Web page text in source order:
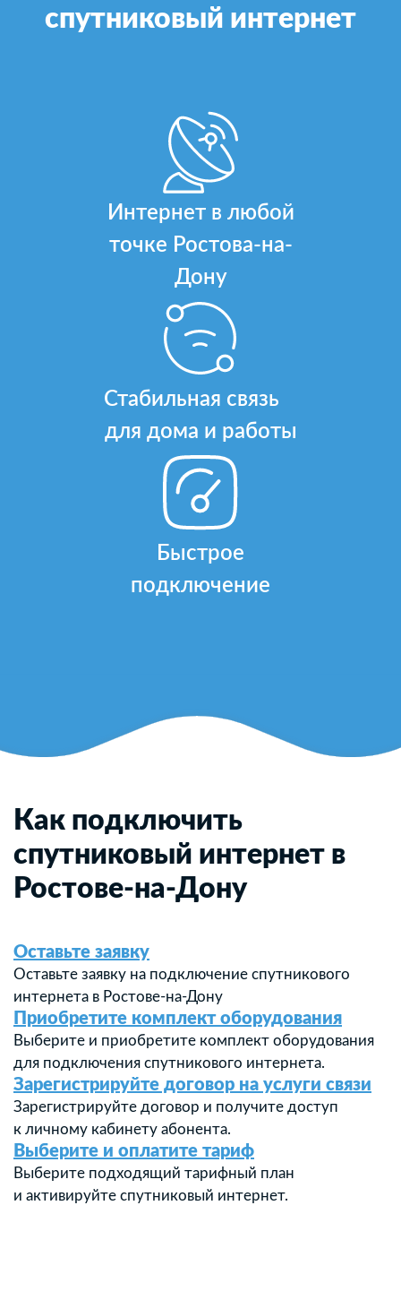
спутниковый интернет
Интернет в любой
точке Ростова-на-
Дону
Стабильная связь
для дома и работы
Быстрое
подключение
Как подключить
спутниковый интернет в
Ростове-на-Дону
Оставьте заявку
Оставьте заявку на подключение спутникового
интернета в Ростове-на-Дону
Приобретите комплект оборудования
Выберите и приобретите комплект оборудования
для подключения спутникового интернета.
Зарегистрируйте договор на услуги связи
Зарегистрируйте договор и получите доступ
к личному кабинету абонента.
Выберите и оплатите тариф
Выберите подходящий тарифный план
и активируйте спутниковый интернет.